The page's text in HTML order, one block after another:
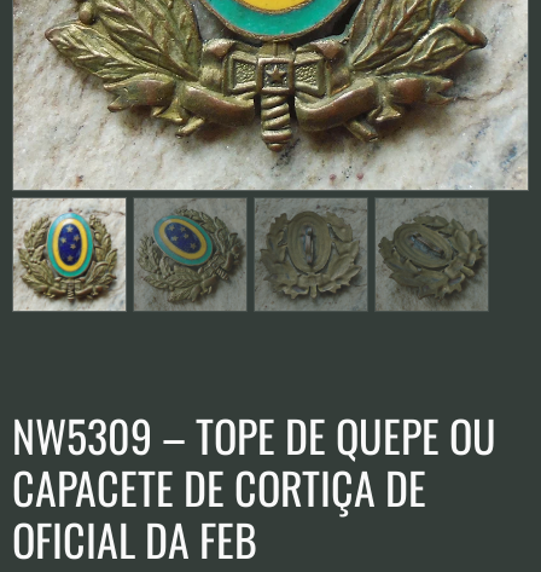
NW5309 – TOPE DE QUEPE OU
CAPACETE DE CORTIÇA DE
OFICIAL DA FEB